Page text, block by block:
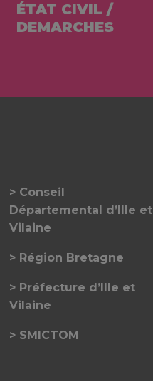
ÉTAT CIVIL /
DEMARCHES
Conseil
Départemental d’Ille et
Vilaine
Région Bretagne
Préfecture d’Ille et
Vilaine
SMICTOM